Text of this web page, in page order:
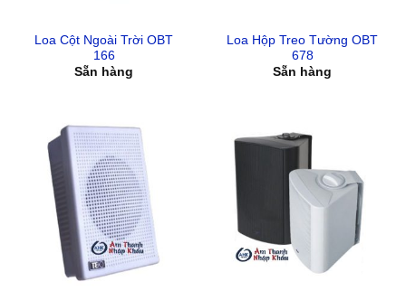
Loa Cột Ngoài Trời OBT
166
Sẵn hàng
Loa Hộp Treo Tường OBT
678
Sẵn hàng